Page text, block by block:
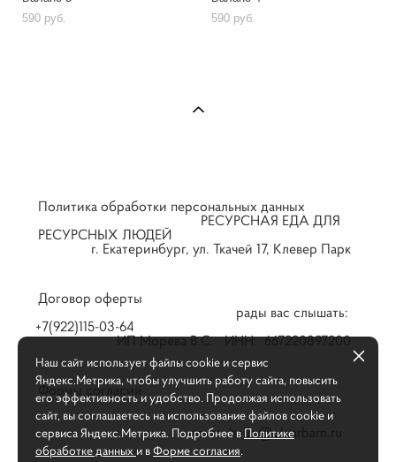
590 pуб.
590 pуб.
Политика обработки персональных данных
РЕСУРСНАЯ ЕДА ДЛЯ
РЕСУРСНЫХ ЛЮДЕЙ
г. Екатеринбург, ул. Ткачей 17, Клевер Парк
Договор оферты
рады вас слышать:
+7(922)115-03-64
ИП Морева В.С. ИНН: 667220897200
Формы согласий
почта: hello@clearbarn.ru
Наш сайт использует файлы cookie и сервис
Яндекс.Метрика, чтобы улучшить работу сайта, повысить
его эффективность и удобство. Продолжая использовать
сайт, вы соглашаетесь на использование файлов cookie и
сервиса Яндекс.Метрика. Подробнее в Политике
обработке данных и вФорме согласия.